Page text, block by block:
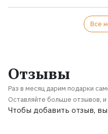
Все
Отзывы
Раз в месяц дарим подарки
Оставляйте больше отзывов,
Чтобы добавить отзыв,